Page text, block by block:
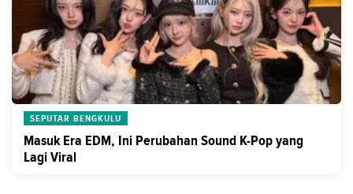
SEPUTAR BENGKULU
Masuk Era EDM, Ini Perubahan Sound K-Pop yang
Lagi Viral